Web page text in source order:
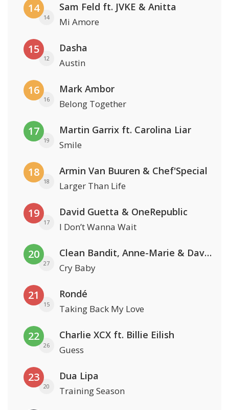
14
14
Sam Feld ft. JVKE & Anitta
Mi Amore
15
12
Dasha
Austin
16
16
Mark Ambor
Belong Together
17
19
Martin Garrix ft. Carolina Liar
Smile
18
18
Armin Van Buuren & Chef'Special
Larger Than Life
19
17
David Guetta & OneRepublic
I Don’t Wanna Wait
20
27
Clean Bandit, Anne-Marie & David Guetta
Cry Baby
21
15
Rondé
Taking Back My Love
22
26
Charlie XCX ft. Billie Eilish
Guess
23
20
Dua Lipa
Training Season